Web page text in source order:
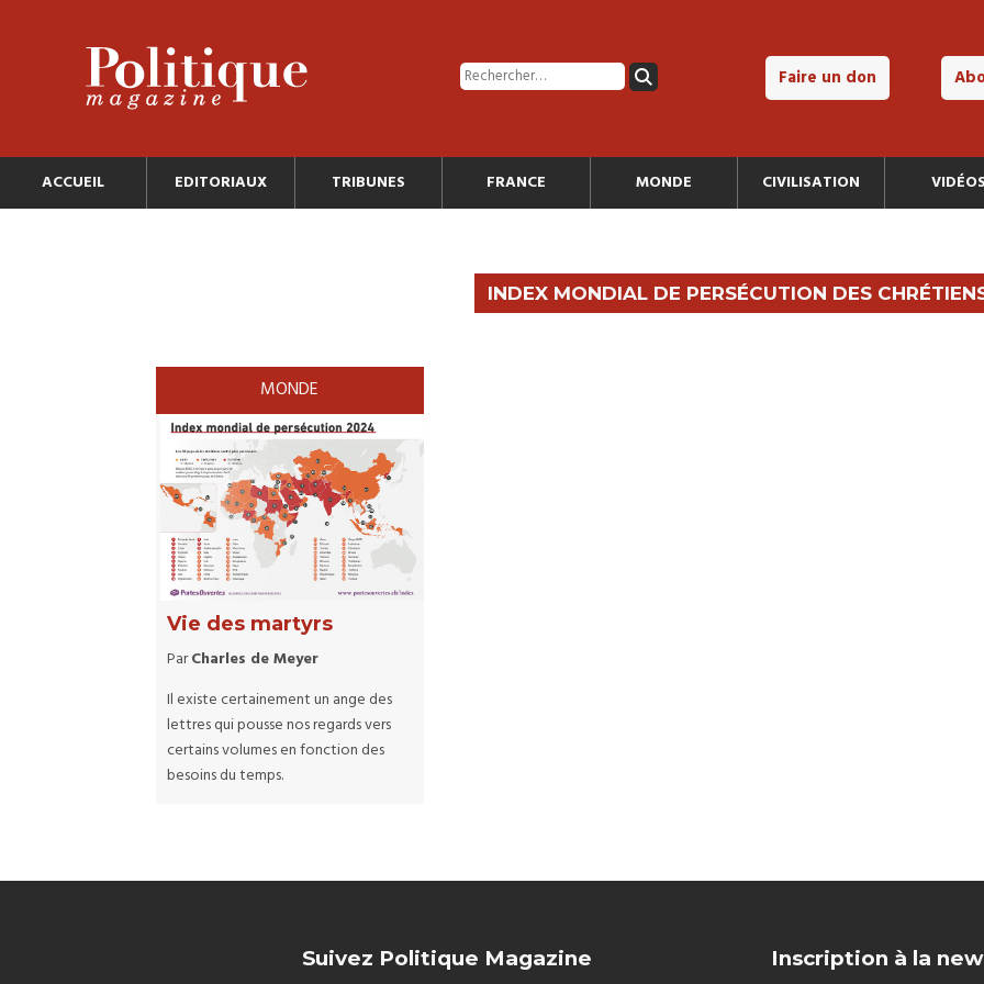
Faire un don
ACCUEIL EDITORIAUX TRIBUNES FRANCE MONDE CIVILISATION VIDÉOS
INDEX MONDIAL DE PERSÉCUTION DES
MONDE
Vie des martyrs
ParCharles de Meyer
Il existe certainement un ange des
lettres qui pousse nos regards vers
certains volumes en fonction des
besoins du temps.
Suivez Politique Magazine Inscription à la